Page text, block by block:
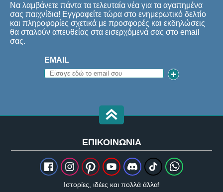
Να λαμβάνετε πάντα τα τελευταία νέα για τα αγαπημένα
σας παιχνίδια! Εγγραφείτε τώρα στο ενημερωτικό δελτίο
και πληροφορίες σχετικά με προσφορές και εκδηλώσεις
θα σταλούν απευθείας στα εισερχόμενά σας στο email
σας.
EMAIL
ΕΠΙΚΟΙΝΩΝΊΑ
Ιστορίες, ιδέες και πολλά άλλα!